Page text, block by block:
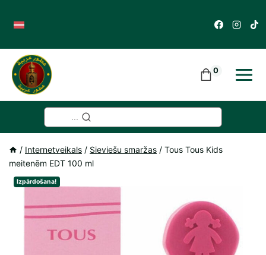
content
0
/ Internetveikals / Sieviešu smaržas / Tous Tous Kids
meitenēm EDT 100 ml
Izpārdošana!